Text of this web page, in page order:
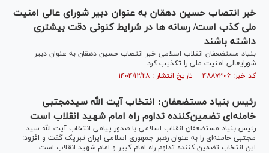
خبر انتصاب حسین دهقان به عنوان دبیر شورای عالی امنیت
ملی کذب است/ رسانه ها در شرایط کنونی دقت بیشتری
داشته باشند
بنیاد مستضعفان انقلاب اسلامی خبر انتصاب حسین دهقان به عنوان دبیر
شورایعالی امنیت ملی را تکذیب کرد.
کد خبر: ۴۸۸۷۳۰۶ تاریخ انتشار : ۱۴۰۴/۱۲/۲۸
رئیس بنیاد مستضعفان: انتخاب آیت الله سیدمجتبی
خامنه‌ای تضمین‌کننده تداوم راه امام شهید انقلاب است
رئیس بنیاد مستضعفان انقلاب اسلامی با صدور پیامی انتخاب آیت الله سید
مجتبی خامنه‌ای را به عنوان رهبر جمهوری اسلامی ایران تبریک گفت و افزود:
این انتخاب تضمین کننده تداوم راه امام کبیر و امام شهید انقلاب است.